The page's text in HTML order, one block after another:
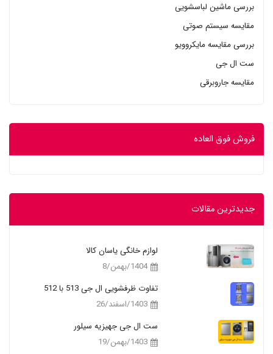
بررسی ماشین لباسشویی
مقایسه سیستم صوتی
بررسی مقایسه مایکروویو
ست ال جی
مقایسه جاروبرقی
فروش فوق العاده
جدیدترین مقالات
لوازم خانگی یاسان کالا
1404/بهمن/8
تفاوت ظرفشویی ال جی 513 با 512
1403/اسفند/26
ست ال جی جهیزیه سیلور
1403/بهمن/19